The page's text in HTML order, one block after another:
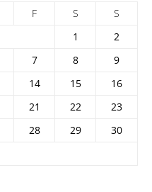
F S
S
1
2
7 8
9
14 15
16
21 22
23
28 29
30